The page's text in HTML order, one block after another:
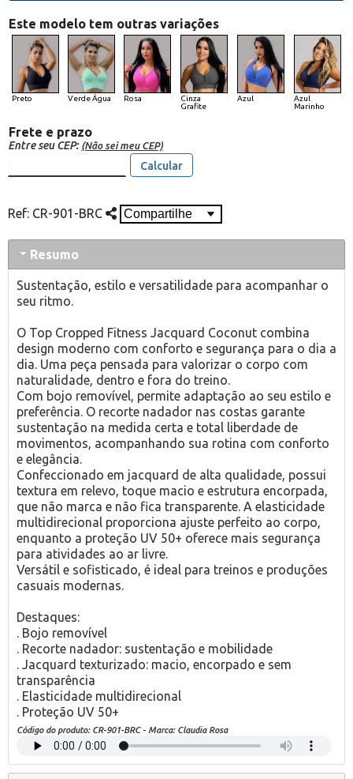
Este modelo tem outras variações
Preto Verde Água Rosa
Cinza
Grafite
Azul
Azul
Marinho
Frete e prazo
Entre seu CEP: (Não sei meu CEP)
Calcular
Ref: CR-901-BRC
Resumo
Sustentação, estilo e versatilidade para acompanhar o
seu ritmo.
O Top Cropped Fitness Jacquard Coconut combina
design moderno com conforto e segurança para o dia a
dia. Uma peça pensada para valorizar o corpo com
naturalidade, dentro e fora do treino.
Com bojo removível, permite adaptação ao seu estilo e
preferência. O recorte nadador nas costas garante
sustentação na medida certa e total liberdade de
movimentos, acompanhando sua rotina com conforto
e elegância.
Confeccionado em jacquard de alta qualidade, possui
textura em relevo, toque macio e estrutura encorpada,
que não marca e não fica transparente. A elasticidade
multidirecional proporciona ajuste perfeito ao corpo,
enquanto a proteção UV 50+ oferece mais segurança
para atividades ao ar livre.
Versátil e sofisticado, é ideal para treinos e produções
casuais modernas.
Destaques:
. Bojo removível
. Recorte nadador: sustentação e mobilidade
. Jacquard texturizado: macio, encorpado e sem
transparência
. Elasticidade multidirecional
. Proteção UV 50+
Código do produto: CR-901-BRC- Marca: Claudia Rosa